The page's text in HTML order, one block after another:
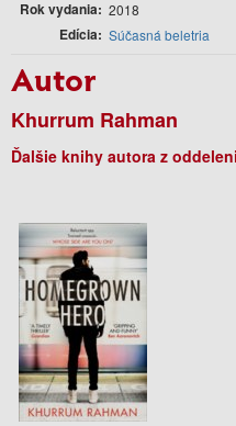
Rok vydania 2018
Edícia Súčasná beletria
Autor
Khurrum Rahman
Ďalšie knihy autora z